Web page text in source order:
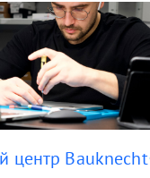
центр Bauknecht